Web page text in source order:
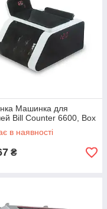
Машинка для
Bill Counter 6600, Box
в наявності
₴